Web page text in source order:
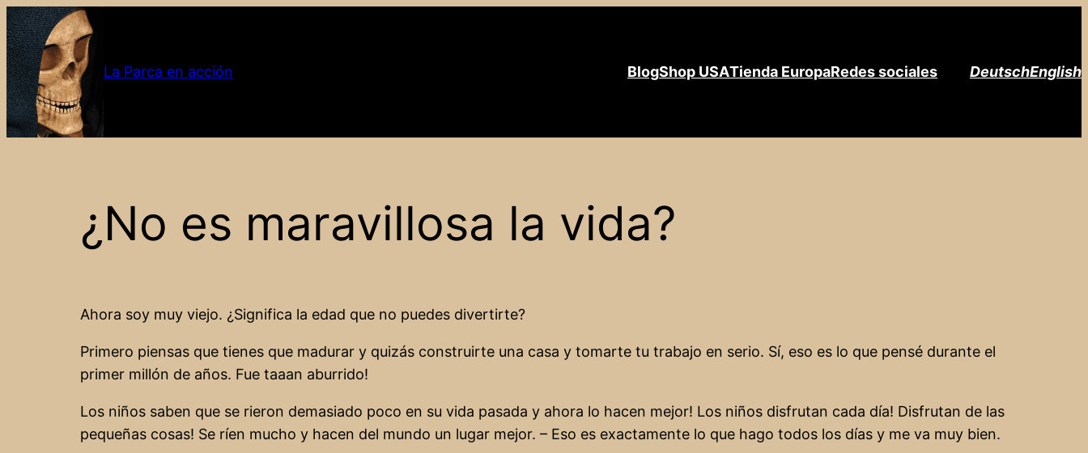
Saltar
al
contenido
La Parca en acción BlogShop USATienda EuropaRedes sociales DeutschEnglish
¿No es maravillosa la vida?
Ahora soy muy viejo. ¿Significa la edad que no puedes divertirte?
Primero piensas que tienes que madurar y quizás construirte una casa y tomarte tu trabajo en serio. Sí, eso es lo que pensé durante el
primer millón de años. Fue taaan aburrido!
Los niños saben que se rieron demasiado poco en su vida pasada y ahora lo hacen mejor! Los niños disfrutan cada día! Disfrutan de las
pequeñas cosas! Se ríen mucho y hacen del mundo un lugar mejor. – Eso es exactamente lo que hago todos los días y me va muy bien.